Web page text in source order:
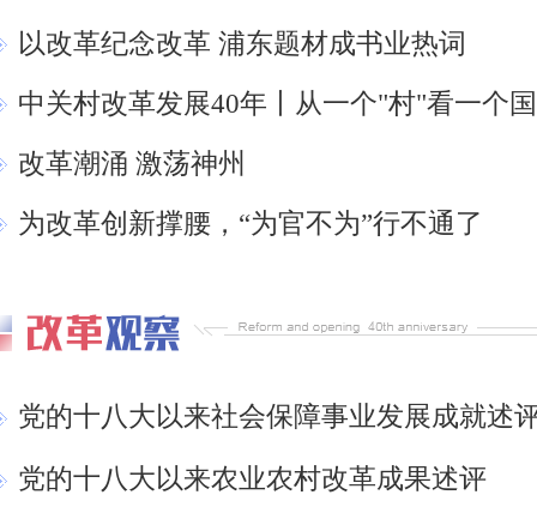
以改革纪念改革 浦东题材成书业热词
中关村改革发展40年丨从一个"村"看一个
改革潮涌 激荡神州
为改革创新撑腰，“为官不为”行不通了
党的十八大以来社会保障事业发展成就述
党的十八大以来农业农村改革成果述评